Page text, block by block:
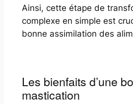
Ainsi, cette étape de
complexe en simple est
bonne assimilation des
Les bienfaits d’une
mastication